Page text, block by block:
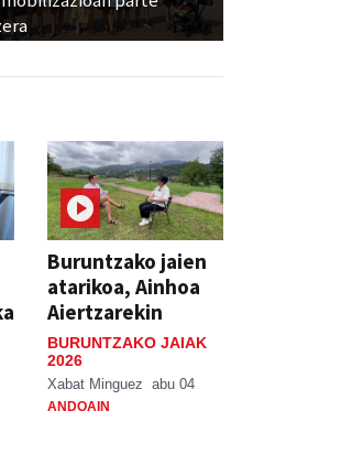
Buruntzako jaien
atarikoa, Ainhoa
Aiertzarekin
BURUNTZAKO JAIAK
2026
Xabat Minguez abu 04
ANDOAIN